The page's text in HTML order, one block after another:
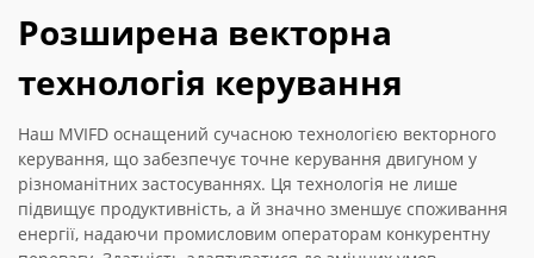
Розширена векторна
технологія керування
Наш MVIFD оснащений сучасною технологією векторного
керування, що забезпечує точне керування двигуном у
різноманітних застосуваннях. Ця технологія не лише
підвищує продуктивність, а й значно зменшує споживання
енергії, надаючи промисловим операторам конкурентну